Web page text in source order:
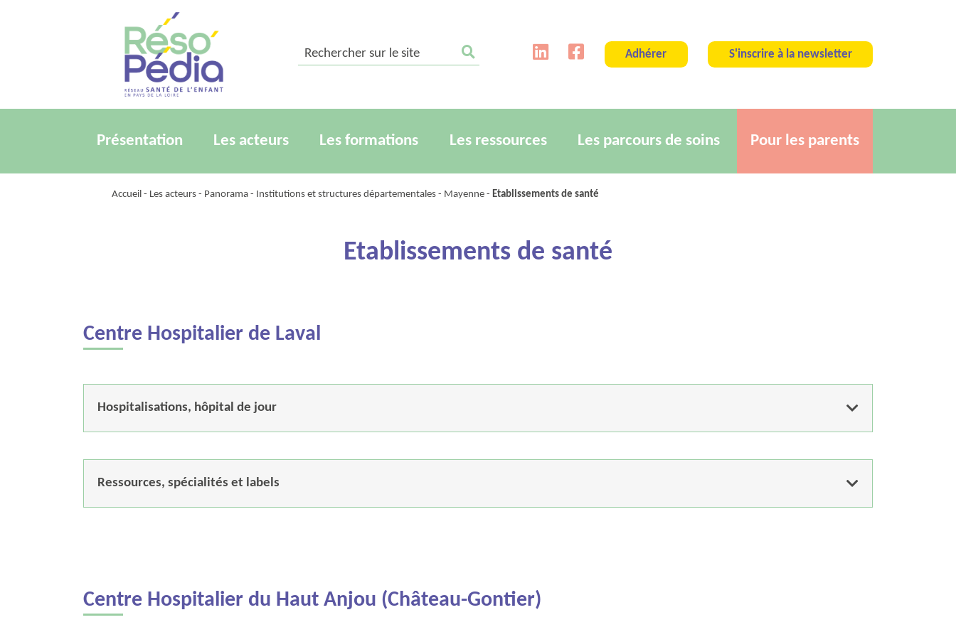
Rechercher sur le site Adhérer S'inscrire à la newsletter
Présentation Les acteurs Les formations Les ressources Les parcours de soins Pour les parents
Accueil - Les acteurs - Panorama - Institutions et structures départementales - Mayenne - Etablissements de santé
Etablissements de santé
Centre Hospitalier de Laval
Hospitalisations, hôpital de jour
Ressources, spécialités et labels
Centre Hospitalier du Haut Anjou (Château-Gontier)